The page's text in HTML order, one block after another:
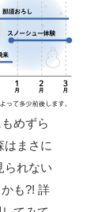
めずら
はまさに
られない
も?! 詳